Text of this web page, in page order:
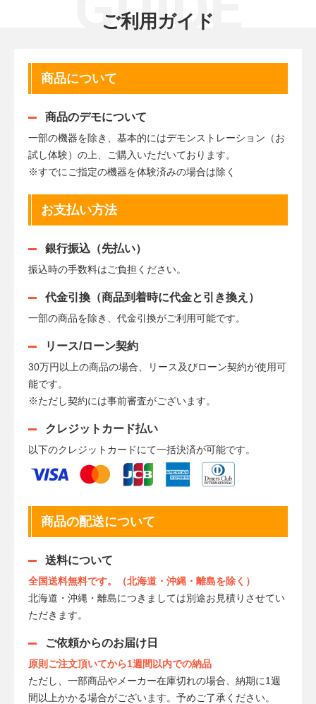
ご利用ガイド
商品について
商品のデモについて
一部の機器を除き、基本的にはデモンストレーション（お
試し体験）の上、ご購入いただいております。
※すでにご指定の機器を体験済みの場合は除く
お支払い方法
銀行振込（先払い）
振込時の手数料はご負担ください。
代金引換（商品到着時に代金と引き換え）
一部の商品を除き、代金引換がご利用可能です。
リース/ローン契約
30万円以上の商品の場合、リース及びローン契約が使用可
能です。
※ただし契約には事前審査がございます。
クレジットカード払い
以下のクレジットカードにて一括決済が可能です。
商品の配送について
送料について
全国送料無料です。（北海道・沖縄・離島を除く）
北海道・沖縄・離島につきましては別途お見積りさせてい
ただきます。
ご依頼からのお届け日
原則ご注文頂いてから1週間以内での納品
ただし、一部商品やメーカー在庫切れの場合、納期に1週
間以上かかる場合がございます。予めご了承ください。